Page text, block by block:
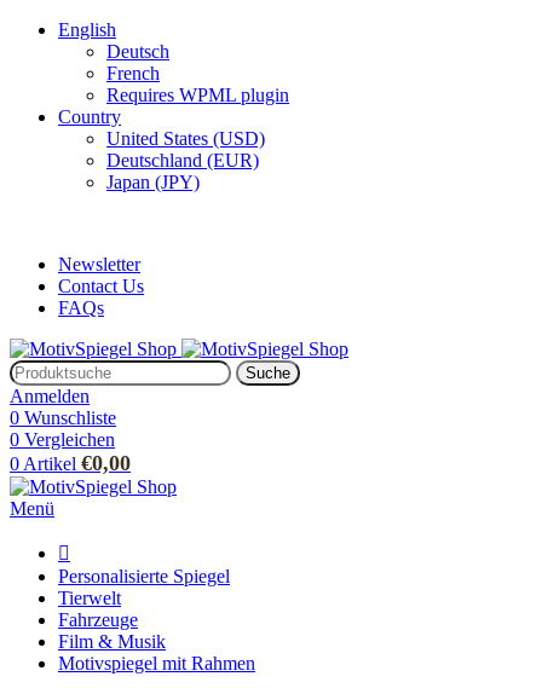
English
Deutsch
French
Requires WPML plugin
Country
United States (USD)
Deutschland (EUR)
Japan (JPY)
Newsletter
Contact Us
FAQs
Suche
Anmelden
0 Wunschliste
0 Vergleichen
0 Artikel €0,00
Menü
Personalisierte Spiegel
Tierwelt
Fahrzeuge
Film & Musik
Motivspiegel mit Rahmen